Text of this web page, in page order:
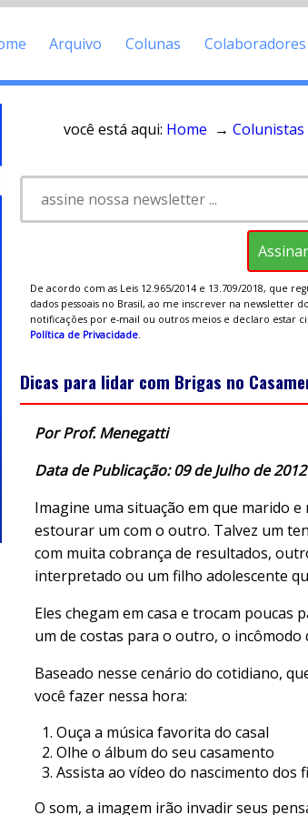
Arquivo Colunas Colaboradores
você está aqui: Home → Colunistas
De acordo com as Leis 12.965/2014 e 13.709/2018, que
dados pessoais no Brasil, ao me inscrever na newsletter
notificações por e-mail ou outros meios e declaro estar
Política de Privacidade.
Dicas para lidar com Brigas no
Por Prof. Menegatti
Data de Publicação: 09 de Julho de 2012
Imagine uma situação em que marido
estourar um com o outro. Talvez um
com muita cobrança de resultados,
interpretado ou um filho adolescente
Eles chegam em casa e trocam poucas
um de costas para o outro, o incômodo
Baseado nesse cenário do cotidiano,
você fazer nessa hora:
Ouça a música favorita do casal
Olhe o álbum do seu casamento
Assista ao vídeo do nascimento dos
O som, a imagem irão invadir seus